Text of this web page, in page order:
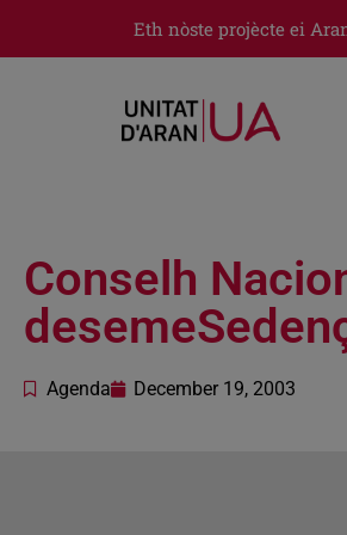
Eth nòste projècte ei
Conselh
Agenda December 19, 2003